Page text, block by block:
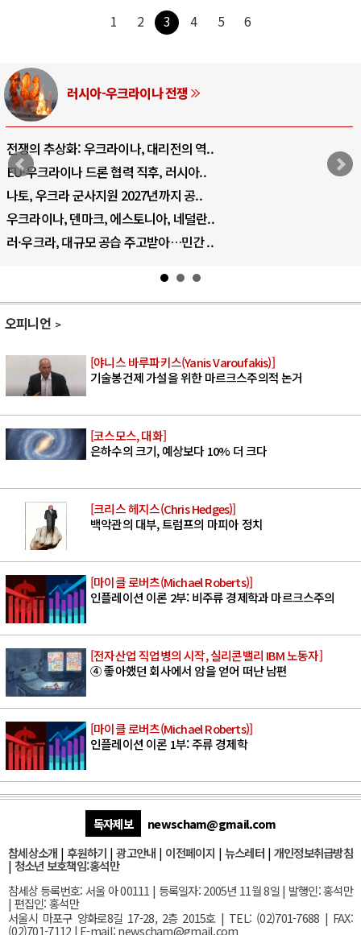
1 2 3 4 5 6
러시아-우크라이나 전쟁
전쟁의 추상화: 우크라이나, 대리전의 역..
EU·우크라이나 드론 협력 직후, 러시아..
나토, 우크라 군사지원 2027년까지 공..
우크라이나, 덴마크, 에스토니아, 네덜란..
러·우크라, 대규모 공습 주고받아…민간 ..
오피니언
[야니스 바루파키스(Yanis Varoufakis)]
기술봉건제 가설을 위한 마르크스주의적 논거
[코스모스, 대화]
은하수의 크기, 예상보다 10% 더 크다
[크리스 헤지스(Chris Hedges)]
백악관의 대부, 트럼프의 마피아 정치
[마이클 로버츠(Michael Roberts)]
인플레이션 이론 2부: 비주류 경제학과 마르크스주의
[전자산업 직업병의 시작, 실리콘밸리 IBM 노동자]
④ 좋아했던 회사에서 암을 얻어 떠난 남편
[마이클 로버츠(Michael Roberts)]
인플레이션 이론 1부: 주류 경제학
독자제보
newscham@gmail.com
참세상소개 | 후원하기 |광고안내 | 이전페이지 | 뉴스레터| 개인정보취급방침
| 청소년 보호책임:홍석만
참세상 등록번호: 서울 아 00111 | 등록일자: 2005년 11월 8일 | 발행인: 홍석만
| 편집인: 홍석만
서울시 마포구 양화로8길 17-28, 2층 2015호| TEL: (02)701-7688 | FAX:
(02)701-7112 | E-mail:newscham@gmail.com